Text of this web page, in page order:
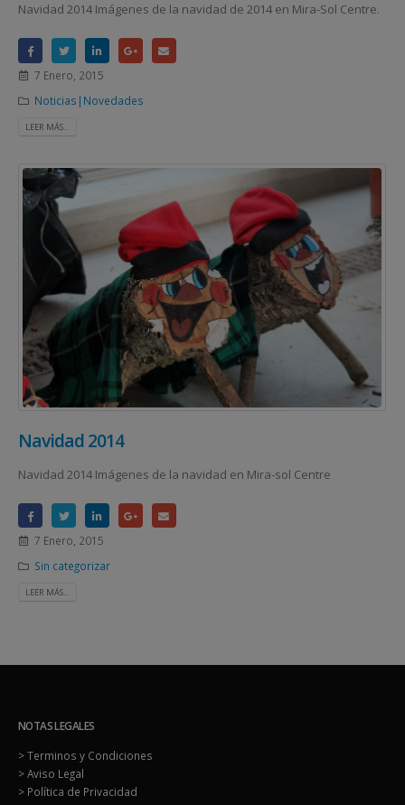
Navidad 2014 Imágenes de la navidad de 2014 en Mira-Sol Centre.
7 Enero, 2015
Noticias|Novedades
LEER MÁS...
Navidad 2014
Navidad 2014 Imágenes de la navidad en Mira-sol Centre
7 Enero, 2015
Sin categorizar
LEER MÁS...
NOTAS LEGALES
> Terminos y Condiciones
> Aviso Legal
> Política de Privacidad